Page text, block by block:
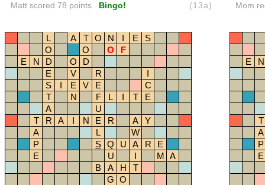
Matt scored 78 points Bingo! (13a) Mom
L A T O N I E
S
O
O O
F
E
N D O
D
E
V R
I
S
I E V E
C
T
N F L I T
E
A
U
T
R A I N E R A
Y
A
L
W
P
S Q U A R
E
E
U I M A
B
A H
T
G O
E N
T
A
P
E